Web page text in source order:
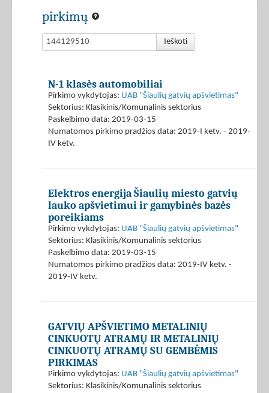
pirkimų
Ieškoti
N-1 klasės automobiliai
Pirkimo vykdytojas: UAB "Šiaulių gatvių apšvietimas"
Sektorius: Klasikinis/Komunalinis sektorius
Paskelbimo data: 2019-03-15
Numatomos pirkimo pradžios data: 2019-I ketv. - 2019-
IV ketv.
Elektros energija Šiaulių miesto gatvių
lauko apšvietimui ir gamybinės bazės
poreikiams
Pirkimo vykdytojas: UAB "Šiaulių gatvių apšvietimas"
Sektorius: Klasikinis/Komunalinis sektorius
Paskelbimo data: 2019-03-15
Numatomos pirkimo pradžios data: 2019-IV ketv. -
2019-IV ketv.
GATVIŲ APŠVIETIMO METALINIŲ
CINKUOTŲ ATRAMŲ IR METALINIŲ
CINKUOTŲ ATRAMŲ SU GEMBĖMIS
PIRKIMAS
Pirkimo vykdytojas: UAB "Šiaulių gatvių apšvietimas"
Sektorius: Klasikinis/Komunalinis sektorius